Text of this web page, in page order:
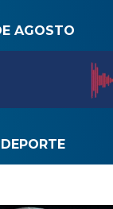
AGOSTO
DEPORTE